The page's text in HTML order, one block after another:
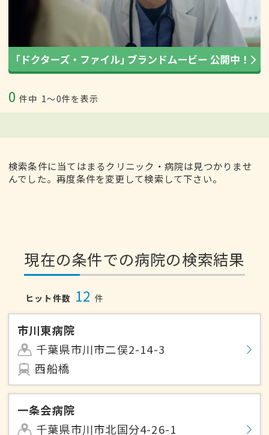
0 件中 1〜0件を表示
検索条件に当てはまるクリニック・病院は見つかりませ
んでした。再度条件を変更して検索して下さい。
現在の条件での病院の検索結果
ヒット件数 12 件
市川東病院
千葉県市川市二俣2-14-3
西船橋
一条会病院
千葉県市川市北国分4-26-1